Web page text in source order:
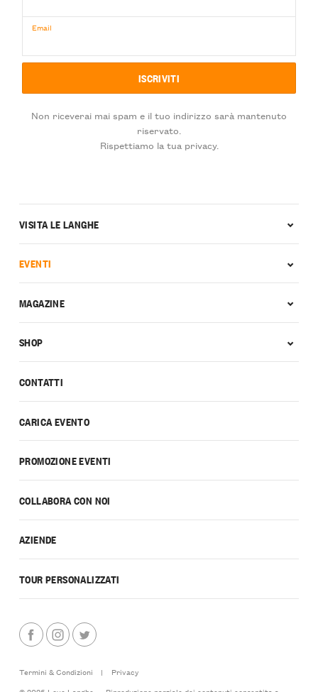
Email
Non riceverai mai spam e il tuo indirizzo sarà mantenuto
riservato.
Rispettiamo la tua privacy.
CONTATTI
CARICA EVENTO
PROMOZIONE EVENTI
COLLABORA CON NOI
AZIENDE
TOUR PERSONALIZZATI
VISITA LE LANGHE
EVENTI
MAGAZINE
SHOP
Termini & Condizioni |
Privacy